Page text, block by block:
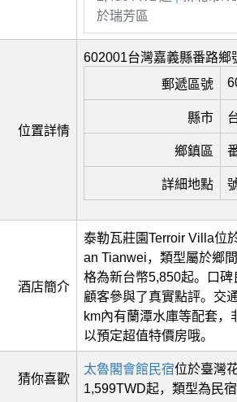
於瑞芳區
位置詳情
602001台灣嘉義縣番路鄉
郵遞區號
縣市
鄉鎮區
詳細地點
酒店簡介
泰勒瓦莊園Terroir Villa位
an Tianwei，類型屬於鄉
格為新台幣5,850起。口
顧客參與了真實點評。交
km內有蘭潭水庫等配套
以預定超值特價房哦。
猜你喜歡
太魯閣會館民宿位於臺灣
1,599TWD起，類型為民